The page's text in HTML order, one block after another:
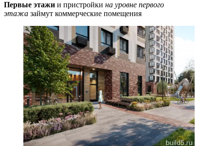
Первые этажи и пристройки на уровне первого
этажа займут коммерческие помещения